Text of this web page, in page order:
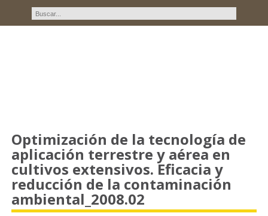
Optimización de la tecnología de
aplicación terrestre y aérea en
cultivos extensivos. Eficacia y
reducción de la contaminación
ambiental_2008.02